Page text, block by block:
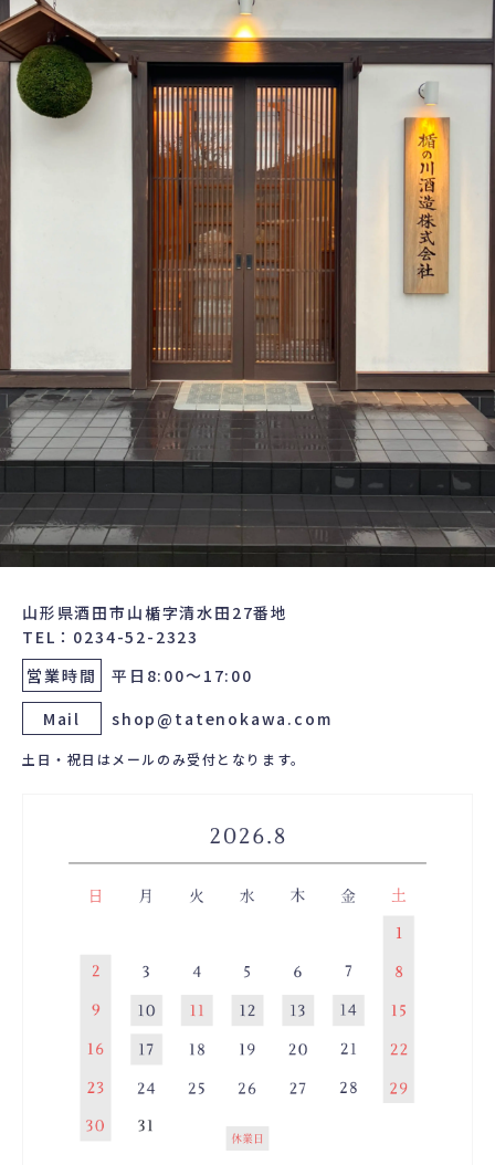
山形県酒田市山楯字清水田27番地
TEL：0234-52-2323
営業時間
平日8:00～17:00
Mail
shop@tatenokawa.com
土日・祝日はメールのみ受付となります。